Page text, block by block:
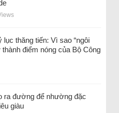
lục thăng tiến: Vì sao “ngôi
điểm nóng của Bộ Công
ra đường để nhường đặc
giàu